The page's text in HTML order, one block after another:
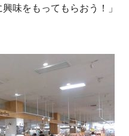
味をもってもらおう！」